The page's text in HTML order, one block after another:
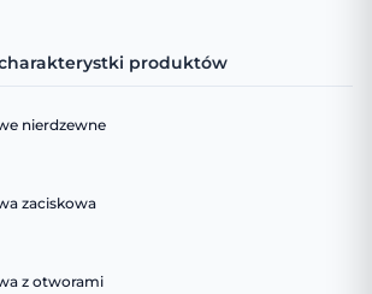
produktów
nierdzewne
zaciskowa
z otworami